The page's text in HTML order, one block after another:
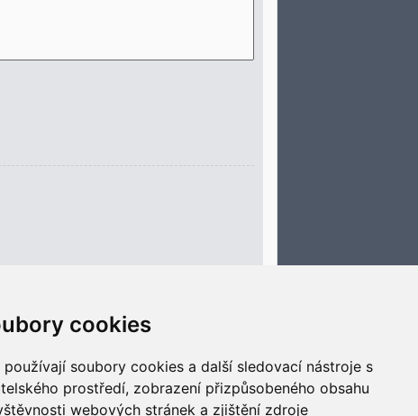
cookies
soubory cookies a další sledovací nástroje s
prostředí, zobrazení přizpůsobeného obsahu
webových stránek a zjištění zdroje